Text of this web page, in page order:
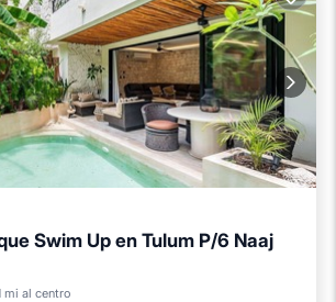
Swim Up en Tulum P/6 Naaj
mi al centro
privada